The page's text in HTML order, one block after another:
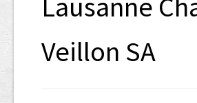
Veillon SA